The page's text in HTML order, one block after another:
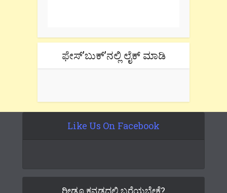
ಫೇಸ್’ಬುಕ್’ನಲ್ಲಿ ಲೈಕ್ ಮಾಡಿ
Like Us On Facebook
ರೀಡೂ ಕನ್ನಡದಲ್ಲಿ ಬರೆಯಬೇಕೆ?